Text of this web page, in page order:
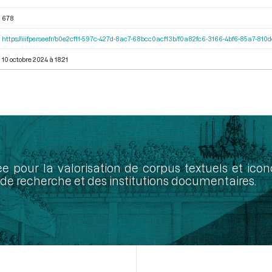
678
https://iiif.persee.fr/b0e2cf11-597c-427d-8ac7-68bcc0acf13b/f0a82fc6-3166-4bf6-85a7-
10 octobre 2024 à 18:21
pour la valorisation de corpus textuels et
recherche et des institutions documentaires.